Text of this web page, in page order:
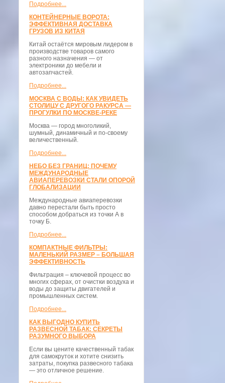
Подробнее...
КОНТЕЙНЕРНЫЕ ВОРОТА:
ЭФФЕКТИВНАЯ ДОСТАВКА
ГРУЗОВ ИЗ КИТАЯ
Китай остаётся мировым лидером в
производстве товаров самого
разного назначения — от
электроники до мебели и
автозапчастей.
Подробнее...
МОСКВА С ВОДЫ: КАК УВИДЕТЬ
СТОЛИЦУ С ДРУГОГО РАКУРСА —
ПРОГУЛКИ ПО МОСКВЕ-РЕКЕ
Москва — город многоликий,
шумный, динамичный и по-своему
величественный.
Подробнее...
НЕБО БЕЗ ГРАНИЦ: ПОЧЕМУ
МЕЖДУНАРОДНЫЕ
АВИАПЕРЕВОЗКИ СТАЛИ ОПОРОЙ
ГЛОБАЛИЗАЦИИ
Международные авиаперевозки
давно перестали быть просто
способом добраться из точки А в
точку Б.
Подробнее...
КОМПАКТНЫЕ ФИЛЬТРЫ:
МАЛЕНЬКИЙ РАЗМЕР – БОЛЬШАЯ
ЭФФЕКТИВНОСТЬ
Фильтрация – ключевой процесс во
многих сферах, от очистки воздуха и
воды до защиты двигателей и
промышленных систем.
Подробнее...
КАК ВЫГОДНО КУПИТЬ
РАЗВЕСНОЙ ТАБАК: СЕКРЕТЫ
РАЗУМНОГО ВЫБОРА
Если вы цените качественный табак
для самокруток и хотите снизить
затраты, покупка развесного табака
— это отличное решение.